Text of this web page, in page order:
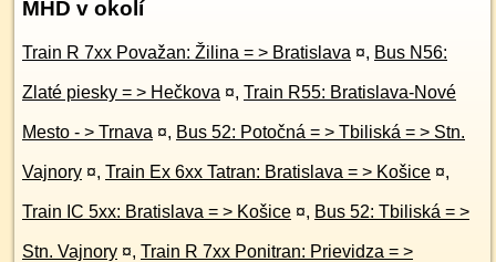
MHD v okolí
Train R 7xx Považan: Žilina = > Bratislava ¤, Bus N56:
Zlaté piesky = > Hečkova ¤, Train R55: Bratislava-Nové
Mesto - > Trnava ¤, Bus 52: Potočná = > Tbiliská = > Stn.
Vajnory ¤, Train Ex 6xx Tatran: Bratislava = > Košice ¤,
Train IC 5xx: Bratislava = > Košice ¤, Bus 52: Tbiliská = >
Stn. Vajnory ¤, Train R 7xx Ponitran: Prievidza = >